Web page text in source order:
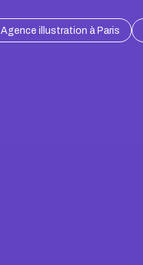
Agence illustration à Paris